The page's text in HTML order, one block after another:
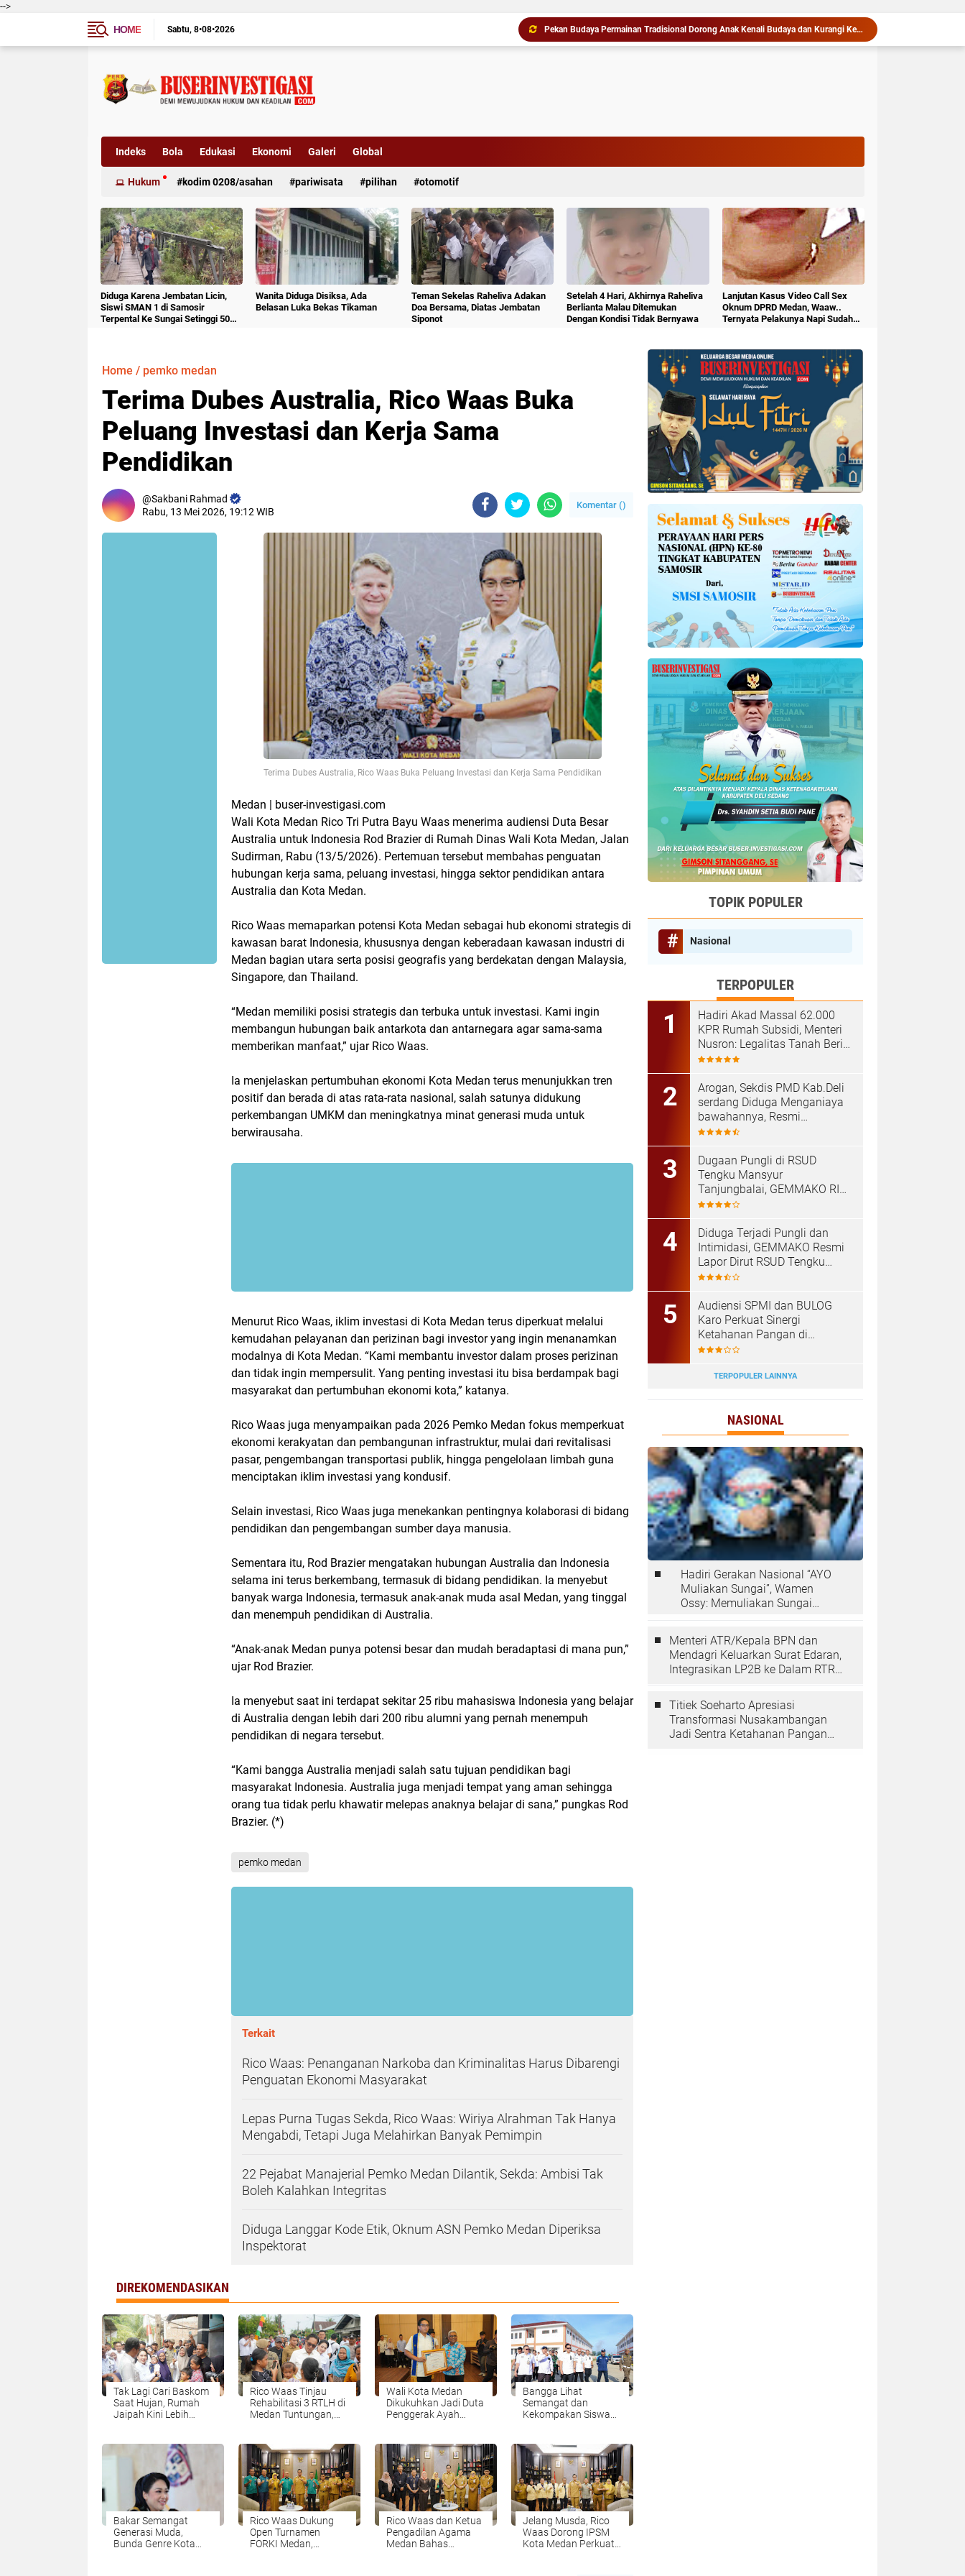
-->
HOME
Sabtu 8•08•2026
Pekan Budaya Permainan Tradisional Dorong Anak Kenali Budaya dan Kurangi Ketergantungan Gadget
Jambore Anak TK/RA Bandar Khalipah Jadi Contoh Kolaborasi Desa
Warga dan Sekolah Sambut Gembira Rencana Gubernur Bobby Bangun SD Negeri Lasara di Nias Utara
Indeks Bola Edukasi Ekonomi Galeri Global
Hukum kodim 0208/asahan pariwisata pilihan otomotif
Diduga Karena Jembatan Licin,
Siswi SMAN 1 di Samosir
Terpental Ke Sungai Setinggi 50
Wanita Diduga Disiksa, Ada
Belasan Luka Bekas Tikaman
Teman Sekelas Raheliva Adakan
Doa Bersama, Diatas Jembatan
Siponot
Setelah 4 Hari, Akhirnya Raheliva
Berlianta Malau Ditemukan
Dengan Kondisi Tidak Bernyawa
Lanjutan Kasus Video Call Sex
Oknum DPRD Medan, Waaw..
Ternyata Pelakunya Napi Sudah
Home / pemko medan
Terima Dubes Australia, Rico Waas Buka
Peluang Investasi dan Kerja Sama
Pendidikan
Sakbani Rahmad
Rabu, 13 Mei 2026, 19:12 WIB
Komentar ()
Terima Dubes Australia, Rico Waas Buka Peluang Investasi dan Kerja Sama Pendidikan
Medan | buser-investigasi.com
Wali Kota Medan Rico Tri Putra Bayu Waas menerima audiensi Duta Besar
Australia untuk Indonesia Rod Brazier di Rumah Dinas Wali Kota Medan, Jalan
Sudirman, Rabu (13/5/2026). Pertemuan tersebut membahas penguatan
hubungan kerja sama, peluang investasi, hingga sektor pendidikan antara
Australia dan Kota Medan.
Rico Waas memaparkan potensi Kota Medan sebagai hub ekonomi strategis di
kawasan barat Indonesia, khususnya dengan keberadaan kawasan industri di
Medan bagian utara serta posisi geografis yang berdekatan dengan Malaysia,
Singapore, dan Thailand.
“Medan memiliki posisi strategis dan terbuka untuk investasi. Kami ingin
membangun hubungan baik antarkota dan antarnegara agar sama-sama
memberikan manfaat,” ujar Rico Waas.
Ia menjelaskan pertumbuhan ekonomi Kota Medan terus menunjukkan tren
positif dan berada di atas rata-rata nasional, salah satunya didukung
perkembangan UMKM dan meningkatnya minat generasi muda untuk
berwirausaha.
Menurut Rico Waas, iklim investasi di Kota Medan terus diperkuat melalui
kemudahan pelayanan dan perizinan bagi investor yang ingin menanamkan
modalnya di Kota Medan. “Kami membantu investor dalam proses perizinan
dan tidak ingin mempersulit. Yang penting investasi itu bisa berdampak bagi
masyarakat dan pertumbuhan ekonomi kota,” katanya.
Rico Waas juga menyampaikan pada 2026 Pemko Medan fokus memperkuat
ekonomi kerakyatan dan pembangunan infrastruktur, mulai dari revitalisasi
pasar, pengembangan transportasi publik, hingga pengelolaan limbah guna
menciptakan iklim investasi yang kondusif.
Selain investasi, Rico Waas juga menekankan pentingnya kolaborasi di bidang
pendidikan dan pengembangan sumber daya manusia.
Sementara itu, Rod Brazier mengatakan hubungan Australia dan Indonesia
selama ini terus berkembang, termasuk di bidang pendidikan. Ia menyebut
banyak warga Indonesia, termasuk anak-anak muda asal Medan, yang tinggal
dan menempuh pendidikan di Australia.
“Anak-anak Medan punya potensi besar dan mudah beradaptasi di mana pun,”
ujar Rod Brazier.
Ia menyebut saat ini terdapat sekitar 25 ribu mahasiswa Indonesia yang belajar
di Australia dengan lebih dari 200 ribu alumni yang pernah menempuh
pendidikan di negara tersebut.
“Kami bangga Australia menjadi salah satu tujuan pendidikan bagi
masyarakat Indonesia. Australia juga menjadi tempat yang aman sehingga
orang tua tidak perlu khawatir melepas anaknya belajar di sana,” pungkas Rod
Brazier. (*)
pemko medan
Terkait
Rico Waas: Penanganan Narkoba dan Kriminalitas Harus Dibarengi
Penguatan Ekonomi Masyarakat
Lepas Purna Tugas Sekda, Rico Waas: Wiriya Alrahman Tak Hanya
Mengabdi, Tetapi Juga Melahirkan Banyak Pemimpin
22 Pejabat Manajerial Pemko Medan Dilantik, Sekda: Ambisi Tak
Boleh Kalahkan Integritas
Diduga Langgar Kode Etik, Oknum ASN Pemko Medan Diperiksa
Inspektorat
DIREKOMENDASIKAN
Tak Lagi Cari Baskom
Saat Hujan, Rumah
Jaipah Kini Lebih
Rico Waas Tinjau
Rehabilitasi 3 RTLH di
Medan Tuntungan,
Wali Kota Medan
Dikukuhkan Jadi Duta
Penggerak Ayah
Dalam Keluarga
Bangga Lihat
Semangat dan
Kekompakan Siswa
Berani Bermimpi
Besar
Bakar Semangat
Generasi Muda,
Bunda Genre Kota
Rico Waas Dukung
Open Turnamen
FORKI Medan,
Rico Waas dan Ketua
Pengadilan Agama
Medan Bahas
Jelang Musda, Rico
Waas Dorong IPSM
Kota Medan Perkuat
TOPIK POPULER
Nasional
TERPOPULER
Hadiri Akad Massal 62.000
KPR Rumah Subsidi, Menteri
Nusron: Legalitas Tanah Beri
Kepastian bagi Masyarakat
‎Arogan, Sekdis PMD Kab.Deli
serdang Diduga Menganiaya
bawahannya, Resmi
Dilaporkan ke Poldasu
Dugaan Pungli di RSUD
Tengku Mansyur
Tanjungbalai, GEMMAKO RI
Minta Penegak Hukum Usut
Diduga Terjadi Pungli dan
Intimidasi, GEMMAKO Resmi
Lapor Dirut RSUD Tengku
Mansyur ke Kejaksaan
Audiensi SPMI dan BULOG
Karo Perkuat Sinergi
Ketahanan Pangan di
Kabanjahe
TERPOPULER LAINNYA
NASIONAL
Hadiri Gerakan Nasional “AYO
Muliakan Sungai”, Wamen
Ossy: Memuliakan Sungai
Menteri ATR/Kepala BPN dan
Mendagri Keluarkan Surat Edaran,
Integrasikan LP2B ke Dalam RTRW
Titiek Soeharto Apresiasi
Transformasi Nusakambangan
Jadi Sentra Ketahanan Pangan